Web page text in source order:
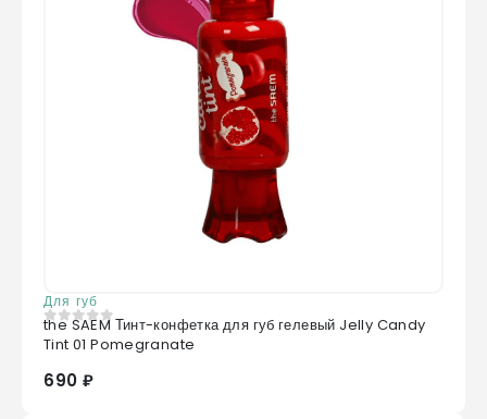
Для губ
0 из 5
the SAEM Тинт-конфетка для губ гелевый Jelly Candy
Tint 01 Pomegranate
690 ₽